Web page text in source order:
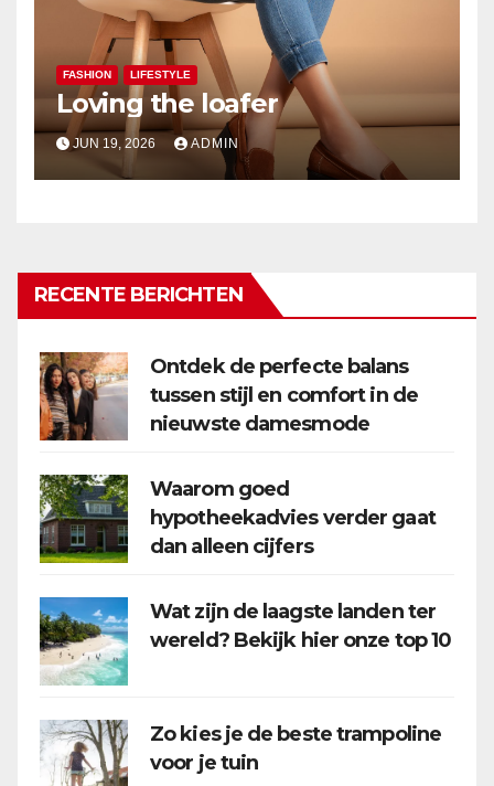
FASHION LIFESTYLE
Loving the loafer
JUN 19, 2026 ADMIN
RECENTE BERICHTEN
Ontdek de perfecte balans
tussen stijl en comfort in de
nieuwste damesmode
Waarom goed
hypotheekadvies verder gaat
dan alleen cijfers
Wat zijn de laagste landen ter
wereld? Bekijk hier onze top 10
Zo kies je de beste trampoline
voor je tuin